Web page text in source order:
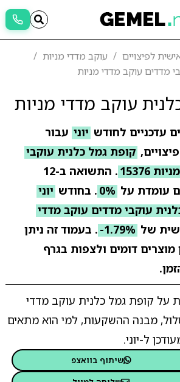
לפיצויים
עוקב מדדי מניות
מדדים עוקב מדדי מניות
עוקב מדדי מניות
עדכניים לחודש יוני עבור
קופת גמל כלנית עוקבי
15376
. התשואה ב-12
עומדת על 0% . בחודש יוני
עוקבי מדדים עוקב מדדי
של -1.79% . בעמוד זה ניתן
דומים ולצפות בגרף
קופת גמל כלנית עוקב מדדי
מבנה ההשקעות, למי הוא מתאים
ל-יוני.
שיתוף בוואצפ